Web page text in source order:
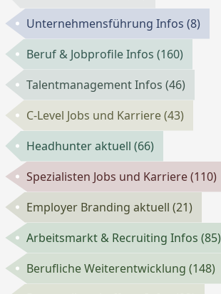
Unternehmensführung Infos(8)
Beruf & Jobprofile Infos(160)
Talentmanagement Infos(46)
C-Level Jobs und Karriere(43)
Headhunter aktuell(66)
Spezialisten Jobs und Karriere(110)
Employer Branding aktuell(21)
Arbeitsmarkt & Recruiting Infos(85)
Berufliche Weiterentwicklung(148)